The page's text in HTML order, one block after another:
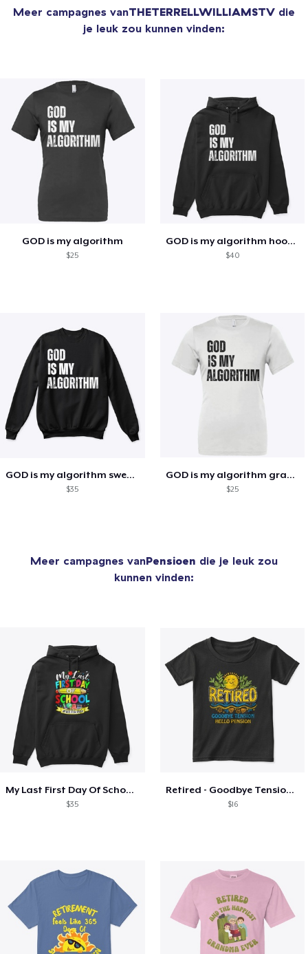
Meer campagnes vanTHETERRELLWILLIAMSTV die
je leuk zou kunnen vinden:
GOD is my algorithm
$25
GOD is my algorithm hoodie
$40
GOD is my algorithm sweatshirt
$35
GOD is my algorithm graphic tee
$25
Meer campagnes vanPensioen die je leuk zou
kunnen vinden:
My Last First Day Of School Retiring
$35
Retired - Goodbye Tension Hello Pension
$16